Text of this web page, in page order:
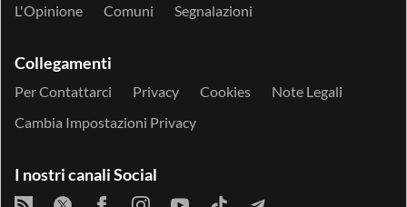
L'Opinione
Comuni Segnalazioni
Collegamenti
Per Contattarci Privacy Cookies
Note Legali
Cambia Impostazioni Privacy
I nostri canali Social